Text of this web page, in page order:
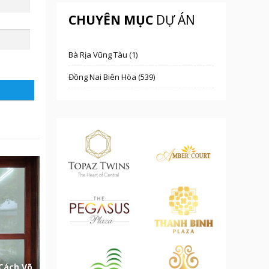
Võ
CHUYÊN MỤC DỰ ÁN
Bà Rịa Vũng Tàu (1)
Đồng Nai Biên Hòa (539)